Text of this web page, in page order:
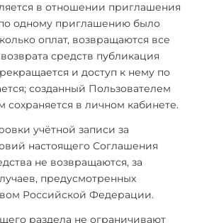
в отношении приглашения
одному приглашению было
оплат, возвращаются все
средств публикация
и доступ к нему по
созданный Пользователем
сохраняется в личном кабинете.
учётной записи за
настоящего Соглашения
не возвращаются, за
предусмотренных
Российской Федерации.
раздела не ограничивают